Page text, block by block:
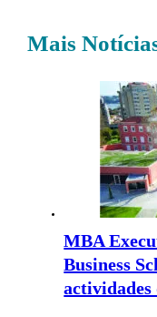
Mais
MBA
Business